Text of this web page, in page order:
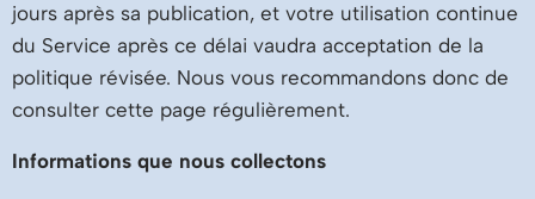
jours après sa publication, et votre utilisation continue
du Service après ce délai vaudra acceptation de la
politique révisée. Nous vous recommandons donc de
consulter cette page régulièrement.
Informations que nous collectons